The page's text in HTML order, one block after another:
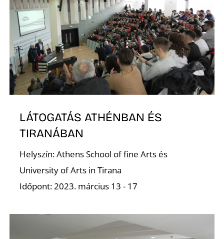
LÁTOGATÁS ATHÉNBAN ÉS
TIRANÁBAN
Helyszín: Athens School of fine Arts és
University of Arts in Tirana
Időpont: 2023. március 13 - 17